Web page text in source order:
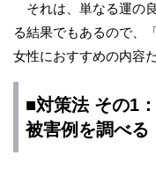
それは、単なる運の
る結果でもあるので、
女性におすすめの内容だ
■対策法 その1
被害例を調べる